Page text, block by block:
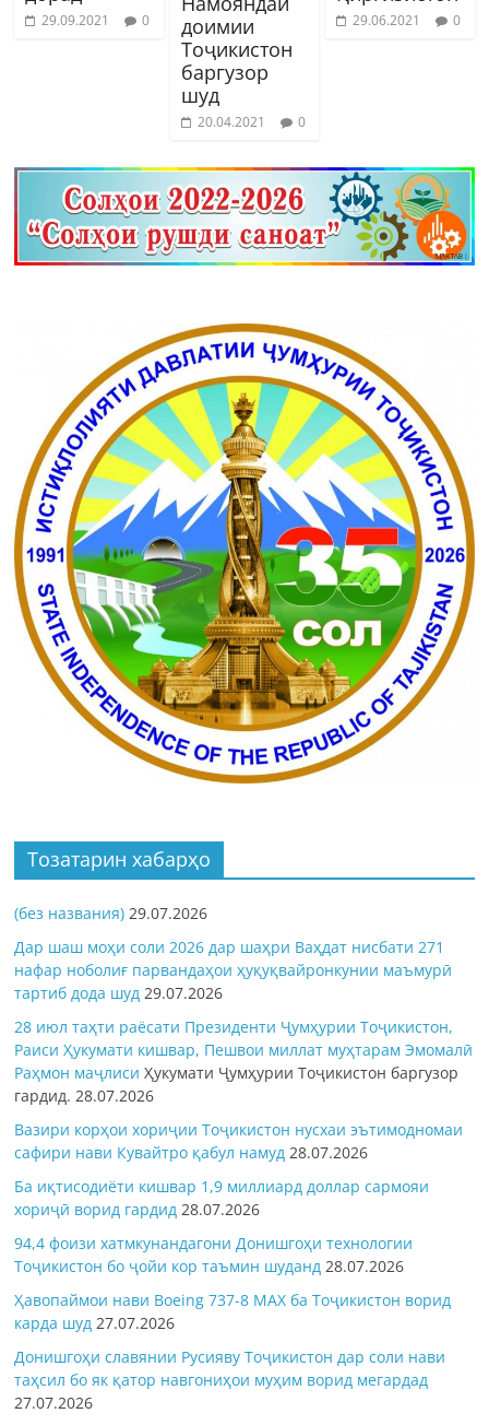
29.09.2021 0
доимии
Тоҷикистон
баргузор
шуд
20.04.2021 0
29.06.2021 0
Тозатарин хабарҳо
(без названия) 29.07.2026
Дар шаш моҳи соли 2026 дар шаҳри Ваҳдат нисбати 271
нафар ноболиғ парвандаҳои ҳуқуқвайронкунии маъмурӣ
тартиб дода шуд 29.07.2026
28 июл таҳти раёсати Президенти Ҷумҳурии Тоҷикистон,
Раиси Ҳукумати кишвар, Пешвои миллат муҳтарам Эмомалӣ
Раҳмон маҷлисиҲукумати Ҷумҳурии Тоҷикистон баргузор
гардид.28.07.2026
Вазири корҳои хориҷии Тоҷикистон нусхаи эътимодномаи
сафири нави Кувайтро қабул намуд 28.07.2026
Ба иқтисодиёти кишвар 1,9 миллиард доллар сармояи
хориҷӣ ворид гардид 28.07.2026
94,4 фоизи хатмкунандагони Донишгоҳи технологии
Тоҷикистон бо ҷойи кор таъмин шуданд 28.07.2026
Ҳавопаймои нави Boeing 737-8 MAX ба Тоҷикистон ворид
карда шуд 27.07.2026
Донишгоҳи славянии Русияву Тоҷикистон дар соли нави
таҳсил бо як қатор навгониҳои муҳим ворид мегардад
27.07.2026